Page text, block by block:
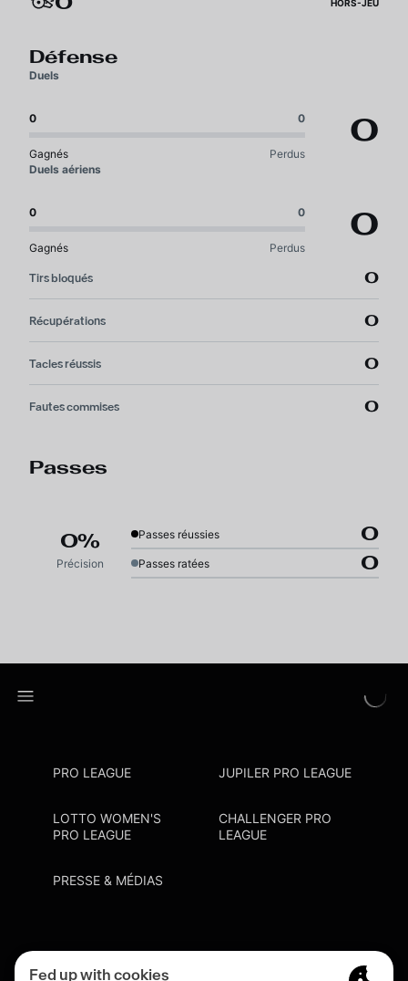
HORS-JEU
Défense
Duels
0 0
Gagnés Perdus
0
Duels aériens
0 0
Gagnés Perdus
0
Tirs bloqués 0
Récupérations 0
Tacles réussis 0
Fautes commises 0
Passes
0%
Précision
Passes réussies 0
Passes ratées 0
PRO LEAGUE JUPILER PRO LEAGUE
LOTTO WOMEN'S
PRO LEAGUE
CHALLENGER PRO
LEAGUE
PRESSE & MÉDIAS